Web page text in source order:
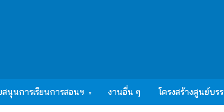
นุนการเรียนการสอนฯ งานอื่น ๆ โครงสร้างศูนย์บ